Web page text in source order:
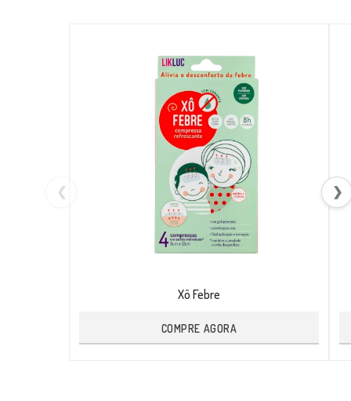
❮
Xô Febre
COMPRE AGORA
❯